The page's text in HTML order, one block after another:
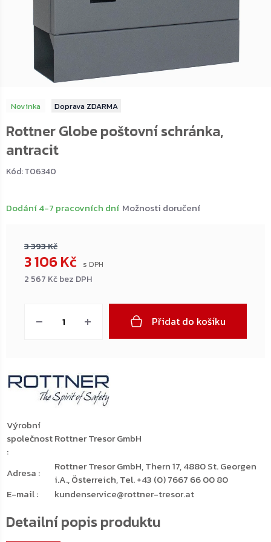
Novinka ZDARMA
Rottner Globe poštovní schránka,
antracit
Kód:T06340
3 393 Kč
3 106 Kč
2 567 Kč bez DPH
Dodání 4-7 pracovních dní Možnosti doručení
Přidat do košíku
Detailní popis produktu
Výrobní
společnost
:
Rottner Tresor GmbH
Adresa :
Rottner Tresor GmbH, Thern 17, 4880 St. Georgen
i.A., Österreich, Tel. +43 (0) 7667 66 00 80
E-mail: kundenservice@rottner-tresor.at